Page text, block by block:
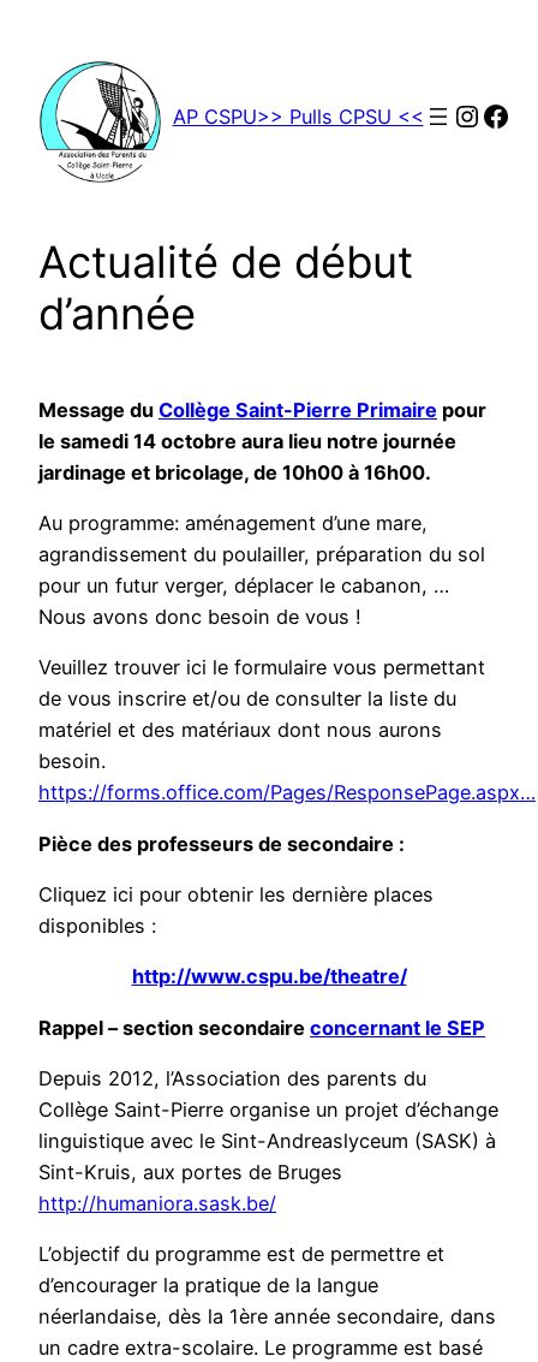
contenu
AP CSPU>> Pulls CPSU <<
Actualité de début
d’année
Message du Collège Saint-Pierre Primaire pour
le samedi 14 octobre aura lieu notre journée
jardinage et bricolage, de 10h00 à 16h00.
Au programme: aménagement d’une mare,
agrandissement du poulailler, préparation du sol
pour un futur verger, déplacer le cabanon, …
Nous avons donc besoin de vous !
Veuillez trouver ici le formulaire vous permettant
de vous inscrire et/ou de consulter la liste du
matériel et des matériaux dont nous aurons
besoin.
https://forms.office.com/Pages/ResponsePage.aspx…
Pièce des professeurs de secondaire :
Cliquez ici pour obtenir les dernière places
disponibles :
http://www.cspu.be/theatre/
Rappel – section secondaire concernant le SEP
Depuis 2012, l’Association des parents du
Collège Saint-Pierre organise un projet d’échange
linguistique avec le Sint-Andreaslyceum (SASK) à
Sint-Kruis, aux portes de Bruges
http://humaniora.sask.be/
L’objectif du programme est de permettre et
d’encourager la pratique de la langue
néerlandaise, dès la 1ère année secondaire, dans
un cadre extra-scolaire. Le programme est basé